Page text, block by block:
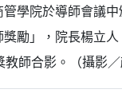
管學院於導師會議
勵」，院長楊立人
教師合影。（攝影／